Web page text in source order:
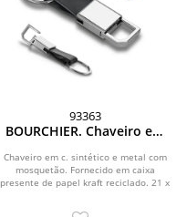
93363
BOURCHIER. Chaveiro em
Chaveiro em c. sintético e metal com
mosquetão. Fornecido em caixa
presente de papel kraft reciclado. 21 x